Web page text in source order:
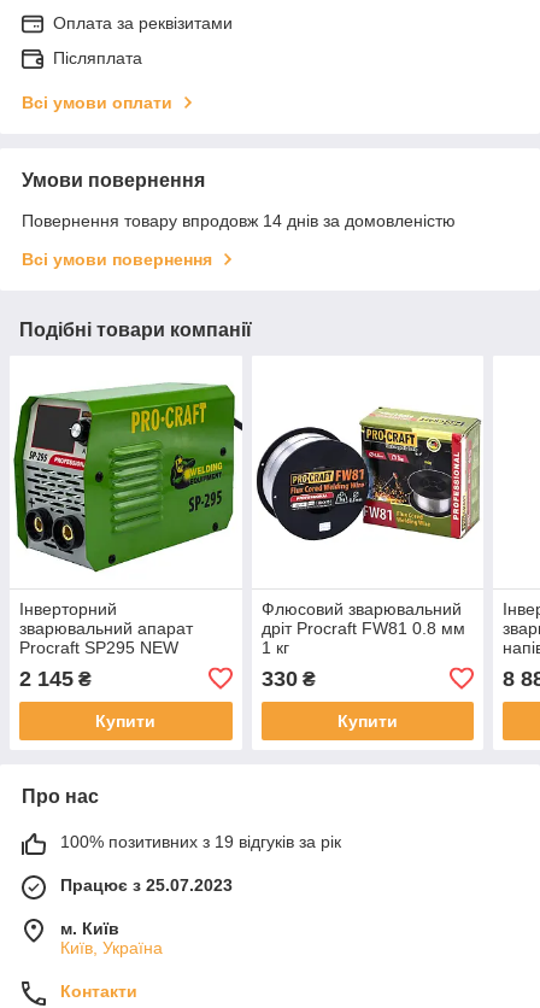
Оплата за реквізитами
Післяплата
Всі умови оплати
Умови повернення
Повернення товару впродовж 14 днів за домовленістю
Всі умови повернення
Подібні товари компанії
Інверторний
зварювальний апарат
Procraft SP295 NEW
2 145 ₴
Купити
Флюсовий зварювальний
дріт Procraft FW81 0.8 мм
1 кг
330₴
Купити
8
Про нас
100% позитивних з 19 відгуків за рік
Працює з 25.07.2023
м. Київ
Київ, Україна
Контакти